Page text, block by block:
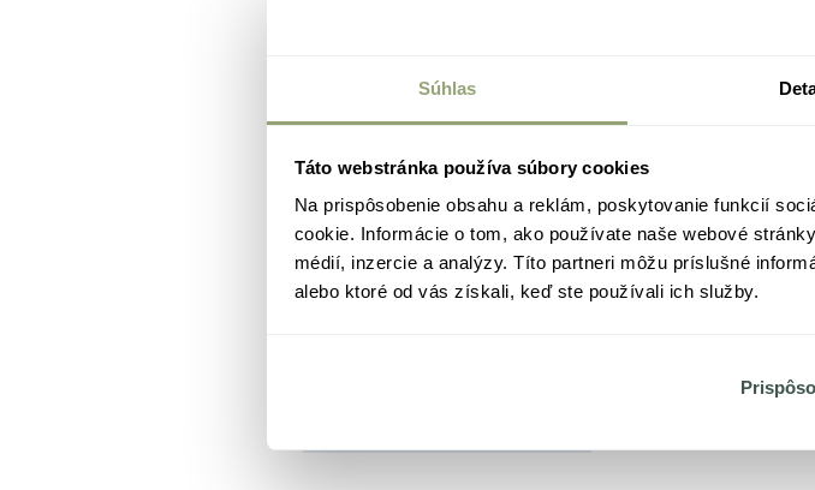
Súhlas
Táto webstránka používa súbory cookies
Na prispôsobenie obsahu a reklám, poskytovanie funkcií
cookie. Informácie o tom, ako používate naše webové
médií, inzercie a analýzy. Títo partneri môžu príslušné
alebo ktoré od vás získali, keď ste používali ich služby.
Možnosti financovania
Stiahnuť pôdorys [PDF]